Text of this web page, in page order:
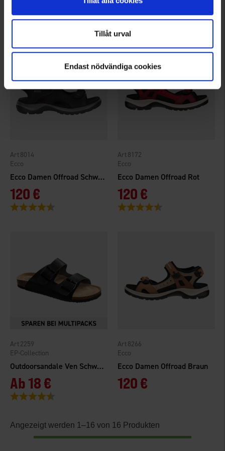
Tillåt urval
Endast nödvändiga cookies
Bewertung: 4.3 von 5 Sternen
120 €
Bewertung: 4.8 von 5 Sternen
Ecco Damen Offroad Schwarz
Ecco
8014
120 €
Bewertung:
Ecco Damen Offroad Rot
Ecco
8172
120 €
Bewertung:
Outdoorsandale Ven Schwarz
EP-Collection
2259
Ab18 €
Bewertung:
Ecco Damen Offroad Braun
Ecco
8266
120 €
Angezeigt werden 1–16 von 16 Produkten